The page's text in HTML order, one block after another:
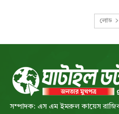
লোড
সম্পাদক: এস এম ইমরুল কায়েস